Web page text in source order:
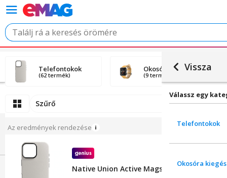
Vissza
Válassz egy
Telefontokok
Okosóra
Telefontokok
(62 termék)
Okosóra kiegészítők
(9 termék)
Szűrő
Az eredmények rendezése
Native Union Active Magsafe tok, iPhone